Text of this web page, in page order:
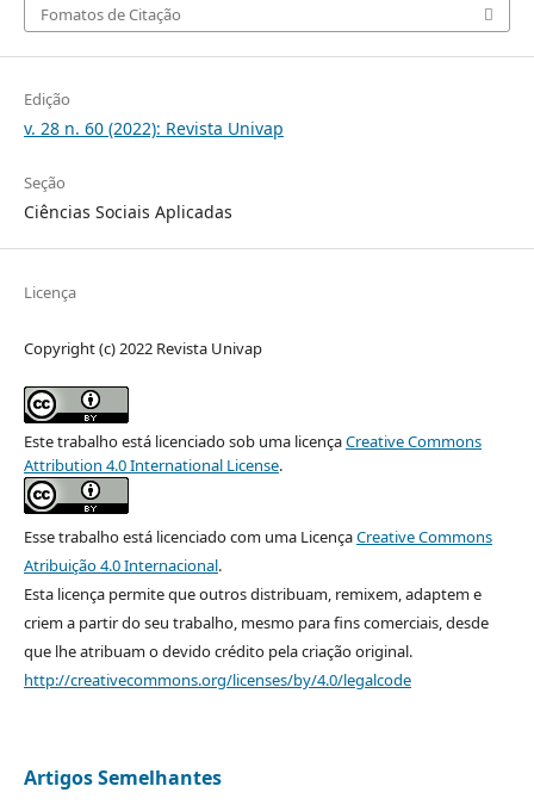
Fomatos de Citação
Edição
v. 28 n. 60 (2022): Revista Univap
Seção
Ciências Sociais Aplicadas
Licença
Copyright (c) 2022 Revista Univap
Este trabalho está licenciado sob uma licençaCreative Commons
Attribution 4.0 International License.
Esse trabalho está licenciado com uma LicençaCreative Commons
Atribuição 4.0 Internacional.
Esta licença permite que outros distribuam, remixem, adaptem e
criem a partir do seu trabalho, mesmo para fins comerciais, desde
que lhe atribuam o devido crédito pela criação original.
http://creativecommons.org/licenses/by/4.0/legalcode
Artigos Semelhantes